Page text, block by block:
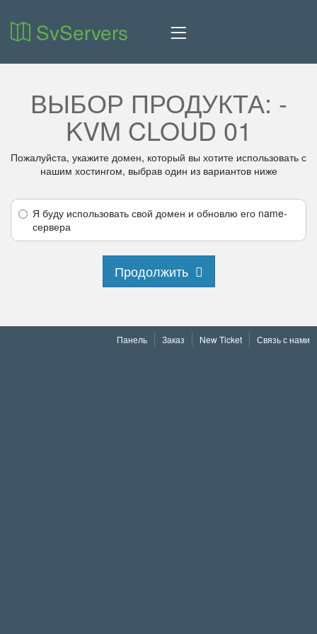
SvServers
ВЫБОР ПРОДУКТА: -
KVM CLOUD 01
Пожалуйста, укажите домен, который вы хотите использовать с
нашим хостингом, выбрав один из вариантов ниже
Я буду использовать свой домен и обновлю его name-
сервера
Продолжить
Панель Заказ New Ticket Связь с нами